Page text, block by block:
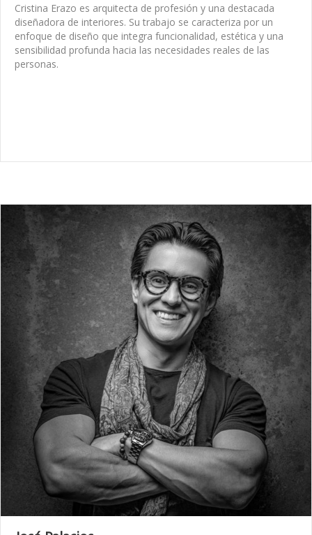
Cristina Erazo es arquitecta de profesión y una destacada
diseñadora de interiores. Su trabajo se caracteriza por un
enfoque de diseño que integra funcionalidad, estética y una
sensibilidad profunda hacia las necesidades reales de las
personas.